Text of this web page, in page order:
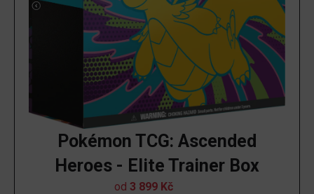
Pokémon TCG: Ascended
Heroes - Elite Trainer Box
od 3 899 Kč